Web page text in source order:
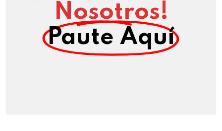
Nosotros!
Paute Aquí